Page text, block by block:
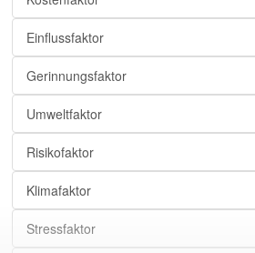
Einflussfaktor
Gerinnungsfaktor
Umweltfaktor
Risikofaktor
Klimafaktor
Stressfaktor